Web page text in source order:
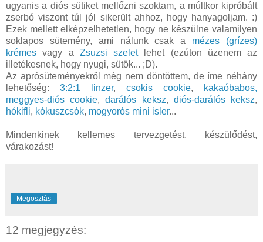
ugyanis a diós sütiket mellőzni szoktam, a múltkor kipróbált
zserbó viszont túl jól sikerült ahhoz, hogy hanyagoljam. :)
Ezek mellett elképzelhetetlen, hogy ne készülne valamilyen
soklapos sütemény, ami nálunk csak a mézes (grízes)
krémes vagy a Zsuzsi szeletlehet (ezúton üzenem az
illetékesnek, hogy nyugi, sütök... ;D).
Az aprósüteményekről még nem döntöttem, de íme néhány
lehetőség: 3:2:1 linzer, csokis cookie,
kakaóbabos,
meggyes-diós cookie,darálós keksz, diós-darálós keksz,
hókifli, kókuszcsók, mogyorós mini isler...
Mindenkinek kellemes tervezgetést, készülődést,
várakozást!
Megosztás
12 megjegyzés: